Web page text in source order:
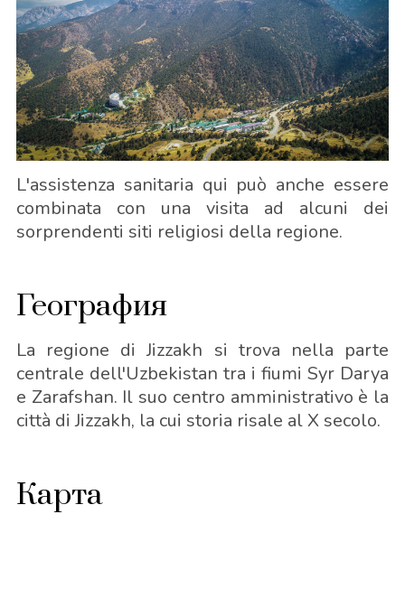
L'assistenza sanitaria qui può anche essere
combinata con una visita ad alcuni dei
sorprendenti siti religiosi della regione.
География
La regione di Jizzakh si trova nella parte
centrale dell'Uzbekistan tra i fiumi Syr Darya
e Zarafshan. Il suo centro amministrativo è la
città di Jizzakh, la cui storia risale al X secolo.
Карта